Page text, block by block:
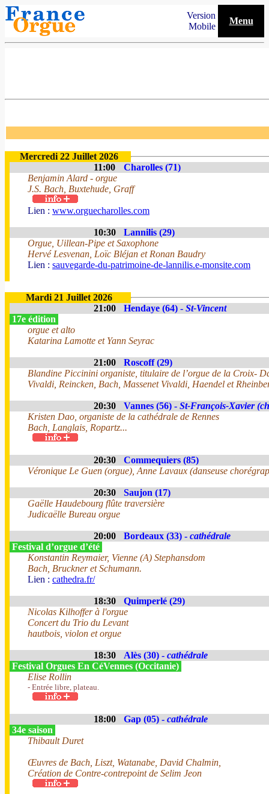
Version
Mobile
Menu
Mercredi 22 Juillet 2026
11:00
Charolles (71)
Benjamin Alard - orgue
J.S. Bach, Buxtehude, Graff
Lien : www.orguecharolles.com
10:30
Lannilis (29)
Orgue, Uillean-Pipe et Saxophone
Hervé Lesvenan, Loïc Bléjan et Ronan Baudry
Lien : sauvegarde-du-patrimoine-de-lannilis.e-monsite.com
Mardi 21 Juillet 2026
21:00
Hendaye (64) - St-Vincent
17e édition
orgue et alto
Katarina Lamotte et Yann Seyrac
21:00
Roscoff (29)
Blandine Piccinini organiste, titulaire de l’orgue de la Croix-
Vivaldi, Reincken, Bach, Massenet Vivaldi, Haendel et
20:30 Vannes (56) - St-François-Xavier
Kristen Dao, organiste de la cathédrale de Rennes
Bach, Langlais, Ropartz...
20:30
Commequiers (85)
Véronique Le Guen (orgue), Anne Lavaux (danseuse
20:30
Saujon (17)
Gaëlle Haudebourg flûte traversière
Judicaëlle Bureau orgue
20:00 Bordeaux (33) - cathédrale
Festival d’orgue d’été
Konstantin Reymaier, Vienne (A) Stephansdom
Bach, Bruckner et Schumann.
Lien : cathedra.fr/
18:30
Quimperlé (29)
Nicolas Kilhoffer à l'orgue
Concert du Trio du Levant
hautbois, violon et orgue
18:30 Alès (30) - cathédrale
Festival Orgues En CéVennes (Occitanie)
Elise Rollin
- Entrée libre, plateau.
18:00 Gap (05) - cathédrale
34e saison
Thibault Duret
Œuvres de Bach, Liszt, Watanabe, David Chalmin,
Création de Contre-contrepoint de Selim Jeon